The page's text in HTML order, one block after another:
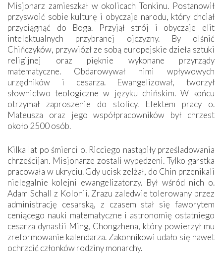
Misjonarz zamieszkał w okolicach Tonkinu. Postanowił
przyswoić sobie kulturę i obyczaje narodu, który chciał
przyciągnąć do Boga. Przyjął strój i obyczaje elit
intelektualnych przybranej ojczyzny. By olśnić
Chińczyków, przywiózł ze sobą europejskie dzieła sztuki
religijnej oraz pięknie wykonane przyrządy
matematyczne. Obdarowywał nimi wpływowych
urzędników i cesarza. Ewangelizował, tworzył
słownictwo teologiczne w języku chińskim. W końcu
otrzymał zaproszenie do stolicy. Efektem pracy o.
Mateusza oraz jego współpracowników był chrzest
około 2500 osób.
Kilka lat po śmierci o. Ricciego nastąpiły prześladowania
chrześcijan. Misjonarze zostali wypędzeni. Tylko garstka
pracowała w ukryciu. Gdy ucisk zelżał, do Chin przenikali
nielegalnie kolejni ewangelizatorzy. Był wśród nich o.
Adam Schall z Kolonii. Zrazu zaledwie tolerowany przez
administrację cesarską, z czasem stał się faworytem
ceniącego nauki matematyczne i astronomię ostatniego
cesarza dynastii Ming, Chongzhena, który powierzył mu
zreformowanie kalendarza. Zakonnikowi udało się nawet
ochrzcić członków rodziny monarchy.